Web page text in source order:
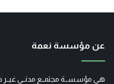
عن مؤسسة نعمة
هي مؤسســة مجتمــع مدنــي غيــر